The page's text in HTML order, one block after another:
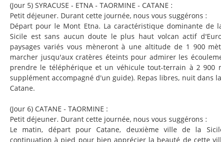
(Jour 5) SYRACUSE - ETNA - TAORMINE - CATANE :
Petit déjeuner. Durant cette journée, nous vous suggérons :
Départ pour le Mont Etna. La caractéristique dominante de
Sicile est sans aucun doute le plus haut volcan actif
paysages variés vous mèneront à une altitude de 1 900
marcher jusqu'aux cratères éteints pour admirer les
prendre le téléphérique et un véhicule tout-terrain à 2 900
supplément accompagné d'un guide). Repas libres, nuit dans
Catane.
(Jour 6) CATANE - TAORMINE :
Petit déjeuner. Durant cette journée, nous vous suggérons :
Le matin, départ pour Catane, deuxième ville de la
continuation à pied pour bien apprécier la beauté de cette